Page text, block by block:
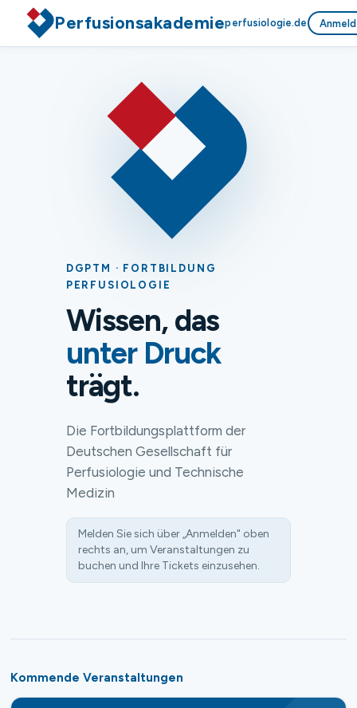
Perfusionsakademieperfusiologie.de
DGPTM · FORTBILDUNG
PERFUSIOLOGIE
Wissen, das
unter Druck
trägt.
Die Fortbildungsplattform der
Deutschen Gesellschaft für
Perfusiologie und Technische
Medizin
Melden Sie sich über „Anmelden" oben
rechts an, um Veranstaltungen zu
buchen und Ihre Tickets einzusehen.
Kommende Veranstaltungen